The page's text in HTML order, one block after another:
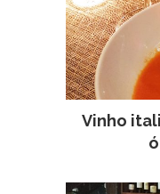
Vinho